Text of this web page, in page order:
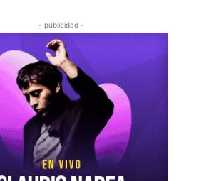
- publicidad -